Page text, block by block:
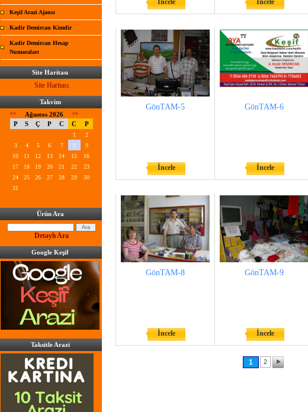
Keşif Arazi Ajansı
Kadir Demircan Kimdir
Kadir Demircan Hesap
Numaraları
Site Haritası
Site Haritası
Takvim
<< Ağustos 2026 >>
P S Ç P C C P
1
2
3
4 5 6 7 8
9
10
11 12 13 14 15
16
17
18 19 20 21 22
23
24
25 26 27 28 29
30
31
Ürün Ara
Detaylı Ara
Google Keşif
Taksitle Arazi
İncele İncele
GönTAM-5
İncele
GönTAM-6
İncele
GönTAM-8
İncele
GönTAM-9
İncele
1 2